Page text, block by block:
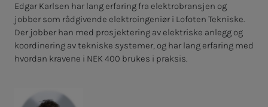
Edgar Karlsen har lang erfaring fra elektrobransjen og
jobber som rådgivende elektroingeniør i Lofoten Tekniske.
Der jobber han med prosjektering av elektriske anlegg og
koordinering av tekniske systemer, og har lang erfaring med
hvordan kravene i NEK 400 brukes i praksis.